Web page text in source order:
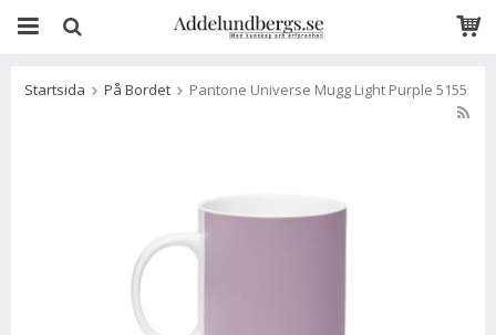
Startsida På Bordet Pantone Universe Mugg Light Purple 5155